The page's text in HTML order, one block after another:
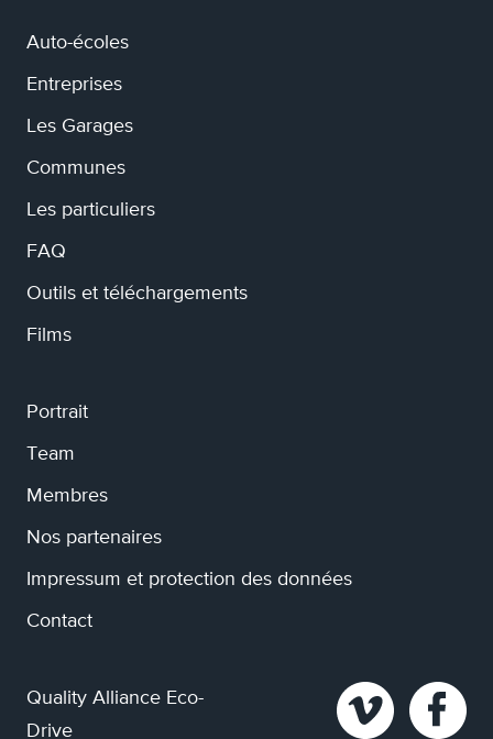
Auto-écoles
Entreprises
Les Garages
Communes
Les particuliers
FAQ
Outils et téléchargements
Films
Portrait
Team
Membres
Nos partenaires
Impressum et protection des données
Contact
Quality Alliance Eco-
Drive